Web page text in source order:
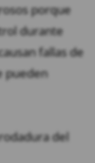
porque
durante
fallas de
pueden
del